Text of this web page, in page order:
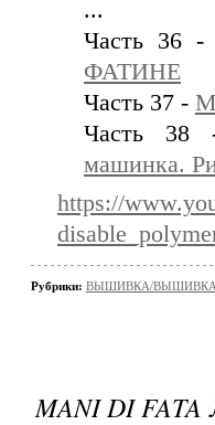
...
Часть 36
ФАТИНЕ
Часть 37 -
Часть
машинка.
https://
Рубрики: ВЫШИВКА/ВЫШИВКА
MANI DI